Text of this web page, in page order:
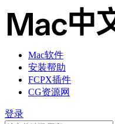
Mac软件
安装帮助
FCPX插件
CG资源网
登录